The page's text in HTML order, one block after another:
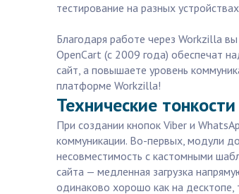
тестирование на разных
Благодаря работе через Workzilla
OpenCart (с 2009 года) обеспечат
сайт, а повышаете уровень
платформе Workzilla!
Технические
При создании кнопок Viber и
коммуникации. Во-первых, модули
несовместимость с кастомными
сайта — медленная загрузка
одинаково хорошо как на десктопе,